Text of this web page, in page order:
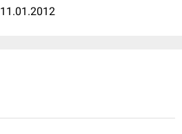
11.01.2012